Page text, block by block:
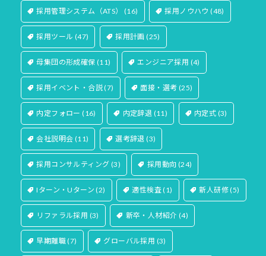
採用管理システム（ATS） (16) 採用ノウハウ (48)
採用ツール (47) 採用計画 (25)
母集団の形成確保 (11) エンジニア採用 (4)
採用イベント・合説(7) 面接・選考 (25)
内定フォロー (16) 内定辞退 (11) 内定式 (3)
会社説明会 (11) 選考辞退 (3)
採用コンサルティング (3) 採用動向 (24)
Iターン・Uターン (2) 適性検査(1) 新人研修(5)
リファラル採用 (3) 新卒・人材紹介 (4)
早期離職(7) グローバル採用 (3)